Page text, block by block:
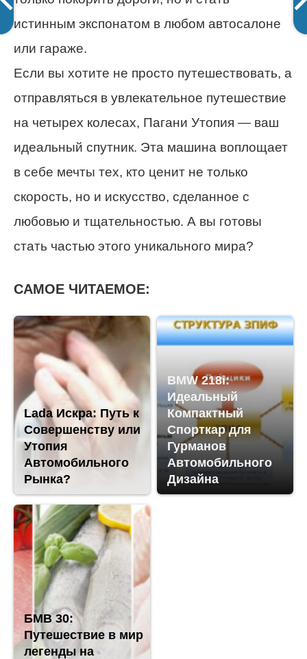
истинным экспонатом в любом автосалоне
или гараже.
Если вы хотите не просто путешествовать, а
отправляться в увлекательное путешествие
на четырех колесах, Пагани Утопия — ваш
идеальный спутник. Эта машина воплощает
в себе мечты тех, кто ценит не только
скорость, но и искусство, сделанное с
любовью и тщательностью. А вы готовы
стать частью этого уникального мира?
САМОЕ ЧИТАЕМОЕ:
Lada Искра: Путь к
Совершенству или
Утопия
Автомобильного
Рынка?
BMW 218i:
Идеальный
Компактный
Спорткар для
Гурманов
Автомобильного
Дизайна
БМВ 30:
Путешествие в мир
легенды на